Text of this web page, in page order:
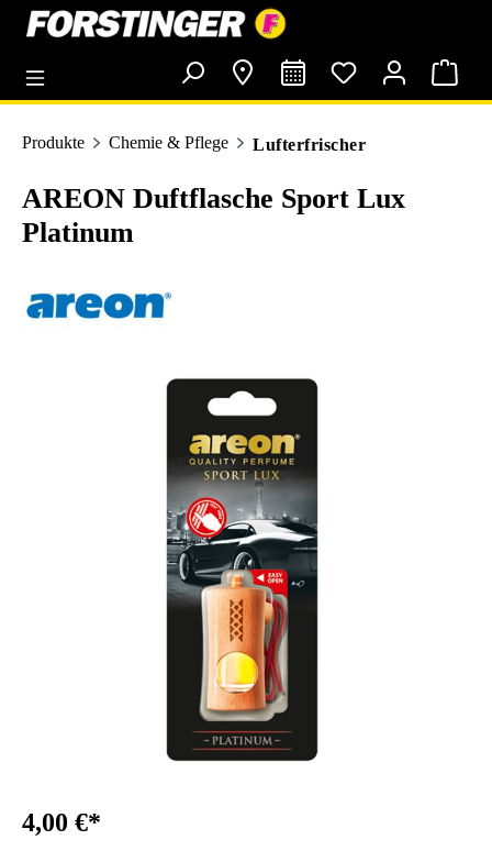
springen
Produkte Chemie & Pflege Lufterfrischer
AREON Duftflasche Sport Lux
Platinum
Bildergalerie überspringen
4,00 €*